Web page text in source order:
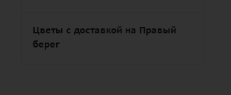
Цветы с доставкой на Правый
берег